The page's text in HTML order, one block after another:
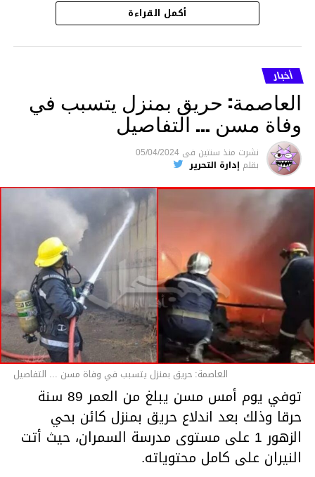
هذا وقد تمكن أعوان مركز الأمن الوطني بحي
هلال في توقيت قياسي من محاصرة المشتبه به
والقبض عليه وإحالته على التحقيق في خصوص
ما نُسبه إليه.
متابعة
قسم الاخبار
أكمل القراءة
أخبار
العاصمة: حريق بمنزل يتسبب في
وفاة مسن … التفاصيل
نشرت منذ سنتين فى 05/04/2024
بقلم إدارة التحرير
العاصمة: حريق بمنزل يتسبب في وفاة مسن ... التفاصيل
توفي يوم أمس مسن يبلغ من العمر 89 سنة
حرقا وذلك بعد اندلاع حريق بمنزل كائن بحي
الزهور 1 على مستوى مدرسة السمران، حيث أتت
النيران على كامل محتوياته.